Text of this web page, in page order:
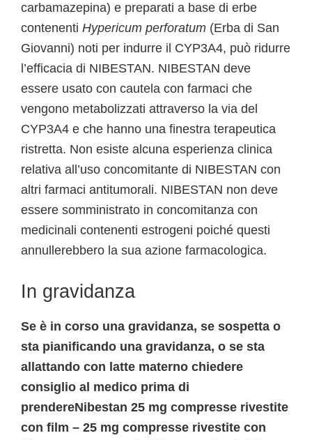
carbamazepina) e preparati a base di erbe
contenenti Hypericum perforatum (Erba di San
Giovanni) noti per indurre il CYP3A4, può ridurre
l’efficacia di NIBESTAN. NIBESTAN deve
essere usato con cautela con farmaci che
vengono metabolizzati attraverso la via del
CYP3A4 e che hanno una finestra terapeutica
ristretta. Non esiste alcuna esperienza clinica
relativa all’uso concomitante di NIBESTAN con
altri farmaci antitumorali. NIBESTAN non deve
essere somministrato in concomitanza con
medicinali contenenti estrogeni poiché questi
annullerebbero la sua azione farmacologica.
In gravidanza
Se è in corso una gravidanza, se sospetta o
sta pianificando una gravidanza, o se sta
allattando con latte materno chiedere
consiglio al medico prima di
prendereNibestan 25 mg compresse rivestite
con film – 25 mg compresse rivestite con